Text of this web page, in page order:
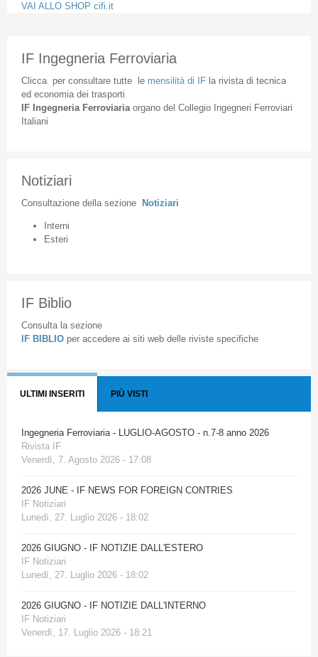
VAI ALLO SHOP cifi.it
IF Ingegneria Ferroviaria
Cliccaper consultare tuttele mensilità di IFla rivista di tecnica
ed economia dei trasporti
IF Ingegneria Ferroviaria organodel Collegio Ingegneri Ferroviari
Italiani
Notiziari
Consultazione della sezione Notiziari
Interni
Esteri
IF Biblio
Consulta la sezione
IF BIBLIO per accedere ai siti web delle riviste specifiche
ULTIMI INSERITI PIÙ VISTI
Ingegneria Ferroviaria - LUGLIO-AGOSTO - n.7-8 anno 2026
Rivista IF
Venerdì, 7. Agosto 2026 - 17:08
2026 JUNE - IF NEWS FOR FOREIGN CONTRIES
IF Notiziari
Lunedì, 27. Luglio 2026 - 18:02
2026 GIUGNO - IF NOTIZIE DALL'ESTERO
IF Notiziari
Lunedì, 27. Luglio 2026 - 18:02
2026 GIUGNO - IF NOTIZIE DALL'INTERNO
IF Notiziari
Venerdì, 17. Luglio 2026 - 18:21